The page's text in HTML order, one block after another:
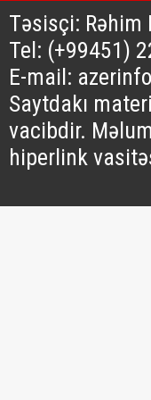
Təsisçi: Rəhim
Tel: (+99451)
E-mail:
Saytdakı
vacibdir.
hiperlink